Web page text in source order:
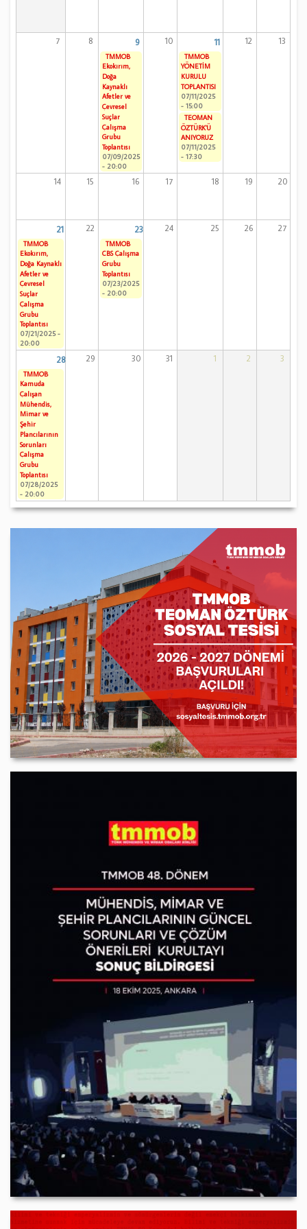
7 8 9 10 11 12 13
TMMOB
Ekokırım,
Doğa
Kaynaklı
Afetler ve
Çevresel
Suçlar
Çalışma
Grubu
Toplantısı
07/09/2025
- 20:00
TMMOB
YÖNETİM
KURULU
TOPLANTISI
07/11/2025
- 15:00
TEOMAN
ÖZTÜRK'Ü
ANIYORUZ
07/11/2025
- 17:30
14 15 16 17 18 19 20
21 22 23 24 25 26 27
TMMOB
Ekokırım,
Doğa Kaynaklı
Afetler ve
Çevresel
Suçlar
Çalışma
Grubu
Toplantısı
07/21/2025 -
20:00
TMMOB
CBS Çalışma
Grubu
Toplantısı
07/23/2025
- 20:00
28 29 30 31 1 2 3
TMMOB
Kamuda
Çalışan
Mühendis,
Mimar ve
Şehir
Plancılarının
Sorunları
Çalışma
Grubu
Toplantısı
07/28/2025
- 20:00